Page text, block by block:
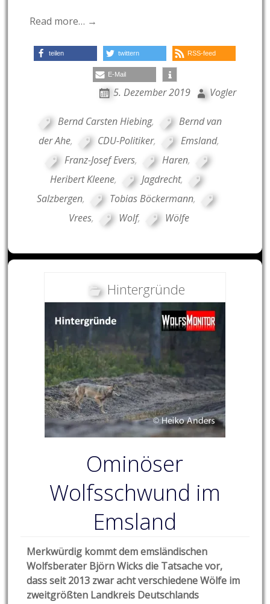
Read more… →
teilen twittern RSS-feed
E-Mail
5. Dezember 2019 Vogler
Bernd Carsten Hiebing,
Bernd van
der Ahe, CDU-Politiker, Emsland,
Franz-Josef Evers, Haren,
Heribert Kleene, Jagdrecht,
Salzbergen, Tobias Böckermann,
Vrees, Wolf, Wölfe
Hintergründe
Ominöser
Wolfsschwund im
Emsland
Merkwürdig kommt dem emsländischen
Wolfsberater Björn Wicks die Tatsache vor,
dass seit 2013 zwar acht verschiedene Wölfe im
zweitgrößten Landkreis Deutschlands